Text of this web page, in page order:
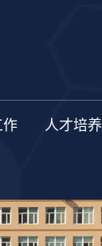
作 人才培养